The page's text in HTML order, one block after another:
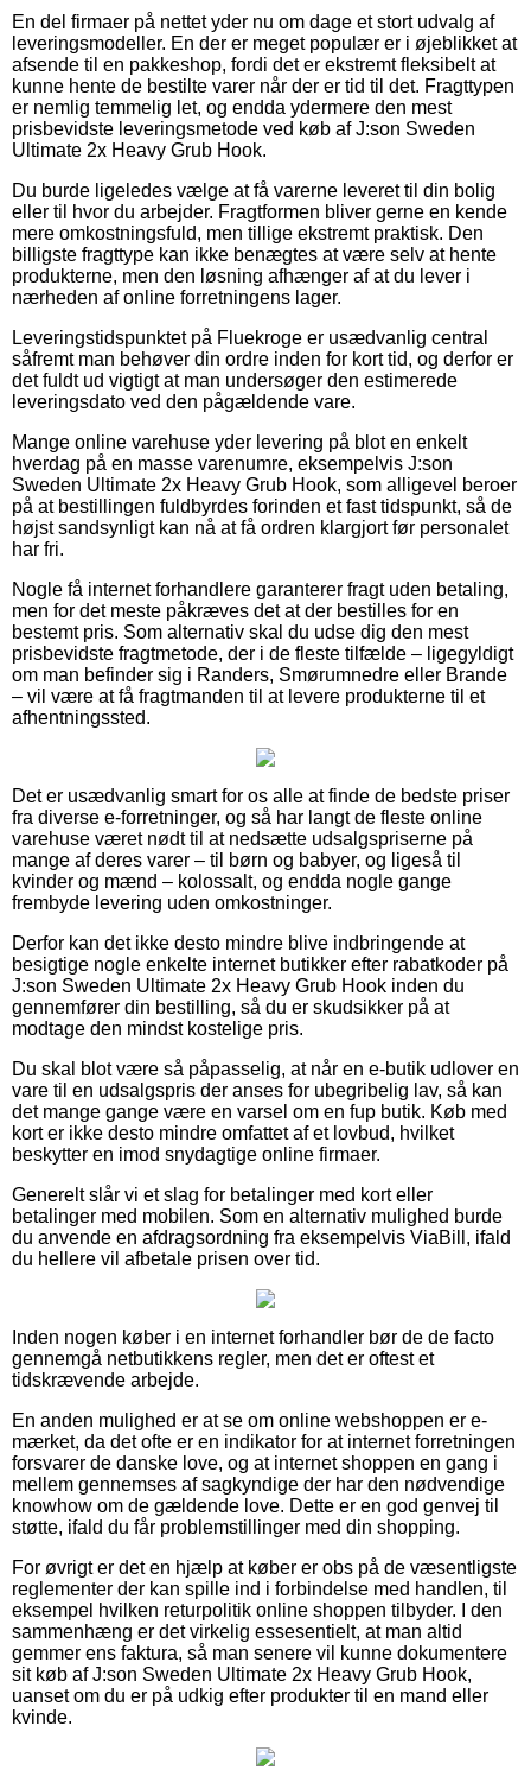
En del firmaer på nettet yder nu om dage et stort udvalg af
leveringsmodeller. En der er meget populær er i øjeblikket at
afsende til en pakkeshop, fordi det er ekstremt fleksibelt at
kunne hente de bestilte varer når der er tid til det. Fragttypen
er nemlig temmelig let, og endda ydermere den mest
prisbevidste leveringsmetode ved køb af J:son Sweden
Ultimate 2x Heavy Grub Hook.
Du burde ligeledes vælge at få varerne leveret til din bolig
eller til hvor du arbejder. Fragtformen bliver gerne en kende
mere omkostningsfuld, men tillige ekstremt praktisk. Den
billigste fragttype kan ikke benægtes at være selv at hente
produkterne, men den løsning afhænger af at du lever i
nærheden af online forretningens lager.
Leveringstidspunktet på Fluekroge er usædvanlig central
såfremt man behøver din ordre inden for kort tid, og derfor er
det fuldt ud vigtigt at man undersøger den estimerede
leveringsdato ved den pågældende vare.
Mange online varehuse yder levering på blot en enkelt
hverdag på en masse varenumre, eksempelvis J:son
Sweden Ultimate 2x Heavy Grub Hook, som alligevel beroer
på at bestillingen fuldbyrdes forinden et fast tidspunkt, så de
højst sandsynligt kan nå at få ordren klargjort før personalet
har fri.
Nogle få internet forhandlere garanterer fragt uden betaling,
men for det meste påkræves det at der bestilles for en
bestemt pris. Som alternativ skal du udse dig den mest
prisbevidste fragtmetode, der i de fleste tilfælde – ligegyldigt
om man befinder sig i Randers, Smørumnedre eller Brande
– vil være at få fragtmanden til at levere produkterne til et
afhentningssted.
Det er usædvanlig smart for os alle at finde de bedste priser
fra diverse e-forretninger, og så har langt de fleste online
varehuse været nødt til at nedsætte udsalgspriserne på
mange af deres varer – til børn og babyer, og ligeså til
kvinder og mænd – kolossalt, og endda nogle gange
frembyde levering uden omkostninger.
Derfor kan det ikke desto mindre blive indbringende at
besigtige nogle enkelte internet butikker efter rabatkoder på
J:son Sweden Ultimate 2x Heavy Grub Hook inden du
gennemfører din bestilling, så du er skudsikker på at
modtage den mindst kostelige pris.
Du skal blot være så påpasselig, at når en e-butik udlover en
vare til en udsalgspris der anses for ubegribelig lav, så kan
det mange gange være en varsel om en fup butik. Køb med
kort er ikke desto mindre omfattet af et lovbud, hvilket
beskytter en imod snydagtige online firmaer.
Generelt slår vi et slag for betalinger med kort eller
betalinger med mobilen. Som en alternativ mulighed burde
du anvende en afdragsordning fra eksempelvis ViaBill, ifald
du hellere vil afbetale prisen over tid.
Inden nogen køber i en internet forhandler bør de de facto
gennemgå netbutikkens regler, men det er oftest et
tidskrævende arbejde.
En anden mulighed er at se om online webshoppen er e-
mærket, da det ofte er en indikator for at internet forretningen
forsvarer de danske love, og at internet shoppen en gang i
mellem gennemses af sagkyndige der har den nødvendige
knowhow om de gældende love. Dette er en god genvej til
støtte, ifald du får problemstillinger med din shopping.
For øvrigt er det en hjælp at køber er obs på de væsentligste
reglementer der kan spille ind i forbindelse med handlen, til
eksempel hvilken returpolitik online shoppen tilbyder. I den
sammenhæng er det virkelig essesentielt, at man altid
gemmer ens faktura, så man senere vil kunne dokumentere
sit køb af J:son Sweden Ultimate 2x Heavy Grub Hook,
uanset om du er på udkig efter produkter til en mand eller
kvinde.